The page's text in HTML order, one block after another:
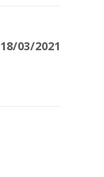
18/03/2021